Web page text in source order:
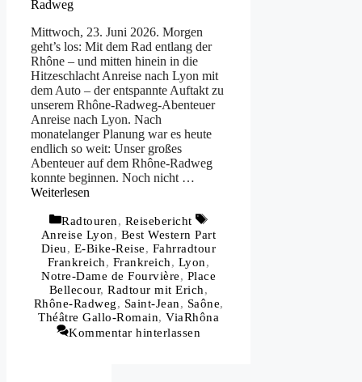
Mittwoch, 23. Juni 2026. Morgen
geht’s los: Mit dem Rad entlang der
Rhône – und mitten hinein in die
Hitzeschlacht Anreise nach Lyon mit
dem Auto – der entspannte Auftakt zu
unserem Rhône-Radweg-Abenteuer
Anreise nach Lyon. Nach
monatelanger Planung war es heute
endlich so weit: Unser großes
Abenteuer auf dem Rhône-Radweg
konnte beginnen. Noch nicht …
Weiterlesen
Kategorien
Radtouren, Reisebericht
Schlagwörter
Anreise Lyon, Best Western Part
Dieu, E-Bike-Reise, Fahrradtour
Frankreich, Frankreich, Lyon,
Notre-Dame de Fourvière, Place
Bellecour,Radtour mit Erich,
Rhône-Radweg, Saint-Jean, Saône,
Théâtre Gallo-Romain,ViaRhôna
Kommentar hinterlassen